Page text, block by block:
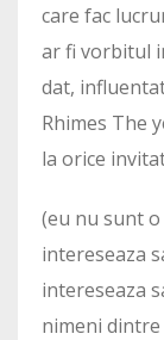
care fac
ar fi vorbitul
dat,
Rhimes The
la orice
(eu nu sunt
intereseaza
intereseaza
nimeni dintre